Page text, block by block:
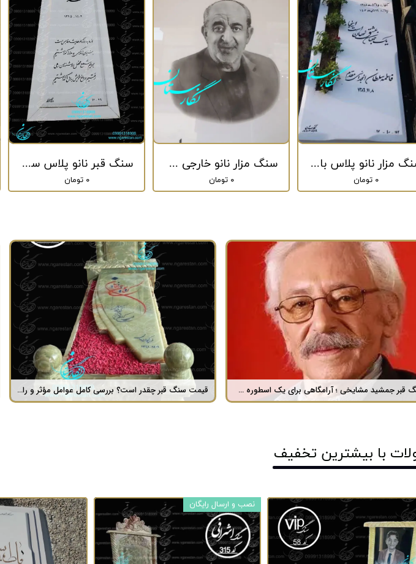
سنگ قبر نانو پلاس ساده کد 268
۰ تومان
سنگ مزار نانو خارجی کد 271
۰ تومان
سنگ مزار نانو پلاس باغچه دار کد 286
۰ تومان
سنگ مزار لمینت چه نوع سنگی است ؟ فرق سنگ طبیعی با سنگ مصنوعی ؟
نصب و ارسال رایگان
با ​بیشترین تخفیف